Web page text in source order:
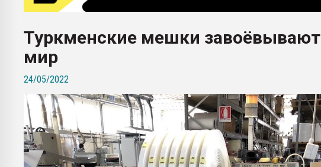
пластмасс
ситуацией на строительном рынке
Всё, что касается выдува ПЭТ
бутылок
ПЕРЕЙТИ НА ФОРУМ
Туркменские мешки завоёвывают
мир
24/05/2022